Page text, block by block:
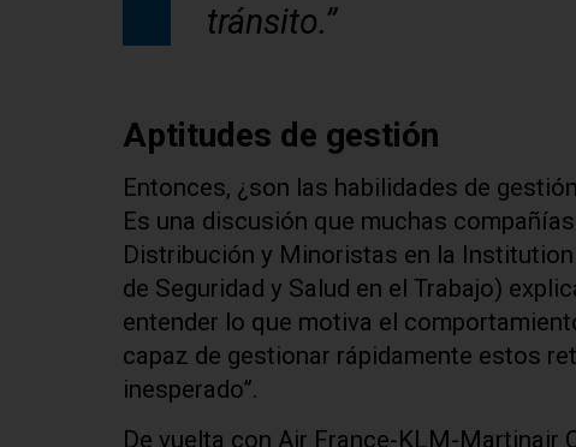
tránsito.”
Aptitudes de gestión
Entonces, ¿son las habilidades de
Es una discusión que muchas
Distribución y Minoristas en la
de Seguridad y Salud en el Trabajo)
entender lo que motiva el
capaz de gestionar rápidamente estos
inesperado”.
De vuelta con Air France-KLM-Martinair